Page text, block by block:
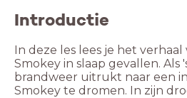
Introductie
In deze les lees je het
Smokey in slaap gevallen. Als
brandweer uitrukt naar een
Smokey te dromen. In zijn